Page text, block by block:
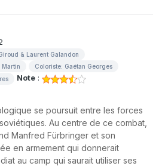
& Laurent Galandon
Martin
Coloriste: Gaétan Georges
Note :
se poursuit entre les forces
Au centre de ce combat,
Manfred Fürbringer et son
en armement qui donnerait
au camp qui saurait utiliser ses